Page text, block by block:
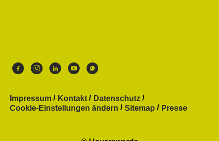
Impressum Kontakt
Datenschutz
Cookie-Einstellungen ändern
Sitemap Presse